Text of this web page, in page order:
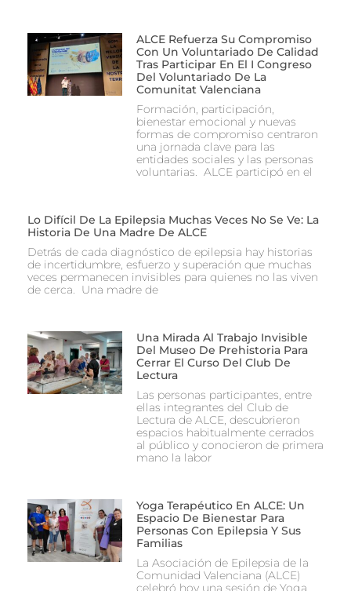
ALCE Refuerza Su Compromiso
Con Un Voluntariado De Calidad
Tras Participar En El I Congreso
Del Voluntariado De La
Comunitat Valenciana
Formación, participación,
bienestar emocional y nuevas
formas de compromiso centraron
una jornada clave para las
entidades sociales y las personas
voluntarias. ALCE participó en el
Lo Difícil De La Epilepsia Muchas Veces No Se Ve: La
Historia De Una Madre De ALCE
Detrás de cada diagnóstico de epilepsia hay historias
de incertidumbre, esfuerzo y superación que muchas
veces permanecen invisibles para quienes no las viven
de cerca. Una madre de
Una Mirada Al Trabajo Invisible
Del Museo De Prehistoria Para
Cerrar El Curso Del Club De
Lectura
Las personas participantes, entre
ellas integrantes del Club de
Lectura de ALCE, descubrieron
espacios habitualmente cerrados
al público y conocieron de primera
mano la labor
Yoga Terapéutico En ALCE: Un
Espacio De Bienestar Para
Personas Con Epilepsia Y Sus
Familias
La Asociación de Epilepsia de la
Comunidad Valenciana (ALCE)
celebró hoy una sesión de Yoga